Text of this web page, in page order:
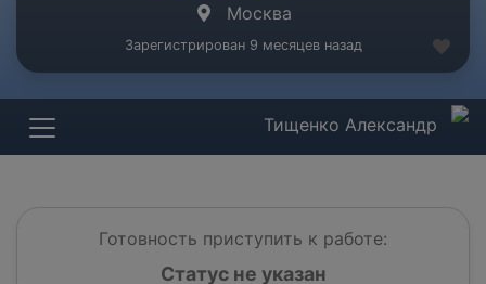
Москва
Зарегистрирован 9 месяцев назад
Тищенко Александр
Готовность приступить к работе:
Статус не указан